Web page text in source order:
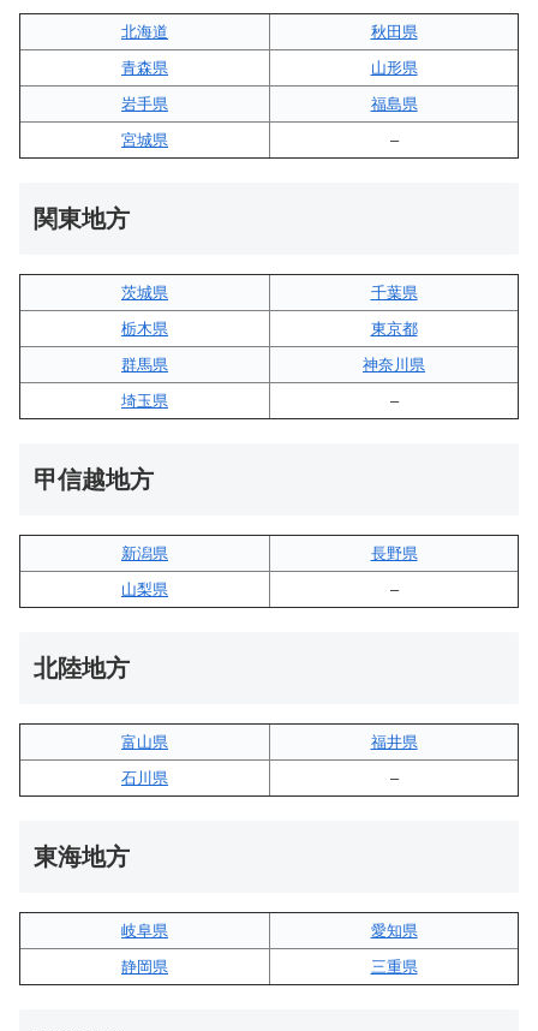
北海道
秋田県
青森県
山形県
岩手県
福島県
宮城県
–
関東地方
茨城県
千葉県
栃木県
東京都
群馬県
神奈川県
埼玉県
–
甲信越地方
新潟県
長野県
山梨県
–
北陸地方
富山県
福井県
石川県
–
東海地方
岐阜県
愛知県
静岡県
三重県